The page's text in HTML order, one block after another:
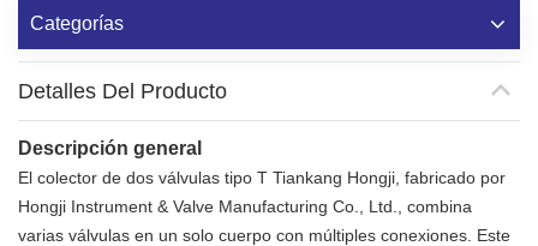
Categorías
Detalles Del Producto
Descripción general
El colector de dos válvulas tipo T Tiankang Hongji, fabricado por
Hongji Instrument & Valve Manufacturing Co., Ltd., combina
varias válvulas en un solo cuerpo con múltiples conexiones. Este